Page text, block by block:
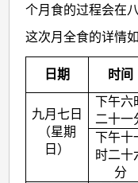
个月食的过程会在
这次月全食的详情如
日期 时间
九月七日
（星期
日）
下午六
二十一
下午十
时二十
分